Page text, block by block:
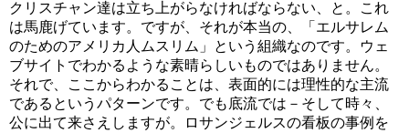
クリスチャン達は立ち上がらなければならない、と。これ
は馬鹿げています。ですが、それが本当の、「エルサレム
のためのアメリカ人ムスリム」という組織なのです。ウェ
ブサイトでわかるような素晴らしいものではありません。
それで、ここからわかることは、表面的には理性的な主流
であるというパターンです。でも底流では－そして時々、
公に出て来さえしますが。ロサンジェルスの看板の事例を